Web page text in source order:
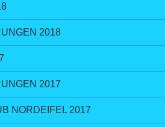
2018
2017
NORDEIFEL 2017